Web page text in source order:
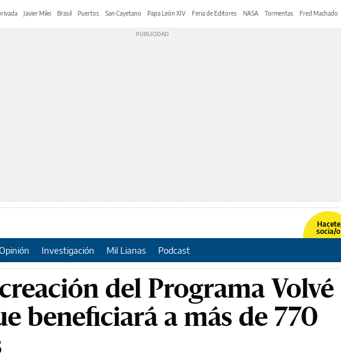
Javier Milei Brasil Puertos San Cayetano Papa León XIV Feria de Editores NASA Tormentas Fred Machado
Hacete
socia/o
Investigación Mil Lianas Podcast
del Programa Volvé
beneficiará a más de 770